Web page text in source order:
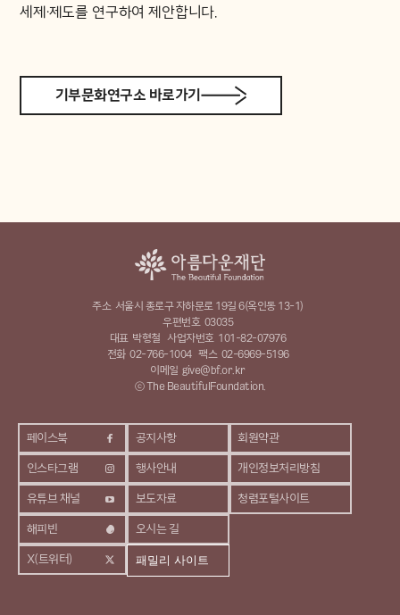
세제·제도를 연구하여 제안합니다.
기부문화연구소 바로가기
페이스북
인스타그램
유튜브 채널
해피빈
X(트위터)
공지사항
행사안내
보도자료
오시는 길
회원약관
개인정보처리방침
청렴포털사이트
주소 서울시 종로구 자하문로 19길 6(옥인동 13-1)
우편번호 03035
대표 박형철 사업자번호 101-82-07976
전화 02-766-1004 팩스 02-6969-5196
이메일 give@bf.or.kr
ⓒ The BeautifulFoundation.